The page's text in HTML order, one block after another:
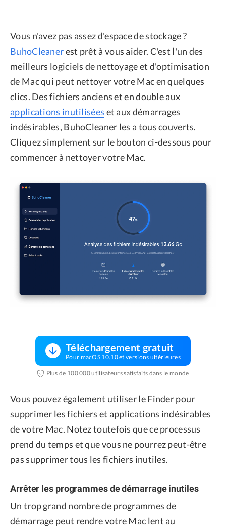
Vous n'avez pas assez d'espace de stockage ?
BuhoCleanerest prêt à vous aider. C'est l'un des
meilleurs logiciels de nettoyage et d'optimisation
de Mac qui peut nettoyer votre Mac en quelques
clics. Des fichiers anciens et en double aux
applications inutilisées et aux démarrages
indésirables, BuhoCleaner les a tous couverts.
Cliquez simplement sur le bouton ci-dessous pour
commencer à nettoyer votre Mac.
Téléchargement gratuit
Pour macOS 10.10 et versions ultérieures
Plus de 100 000 utilisateurs satisfaits dans le monde
Vous pouvez également utiliser le Finder pour
supprimer les fichiers et applications indésirables
de votre Mac. Notez toutefois que ce processus
prend du temps et que vous ne pourrez peut-être
pas supprimer tous les fichiers inutiles.
Arrêter les programmes de démarrage inutiles
Un trop grand nombre de programmes de
démarrage peut rendre votre Mac lent au